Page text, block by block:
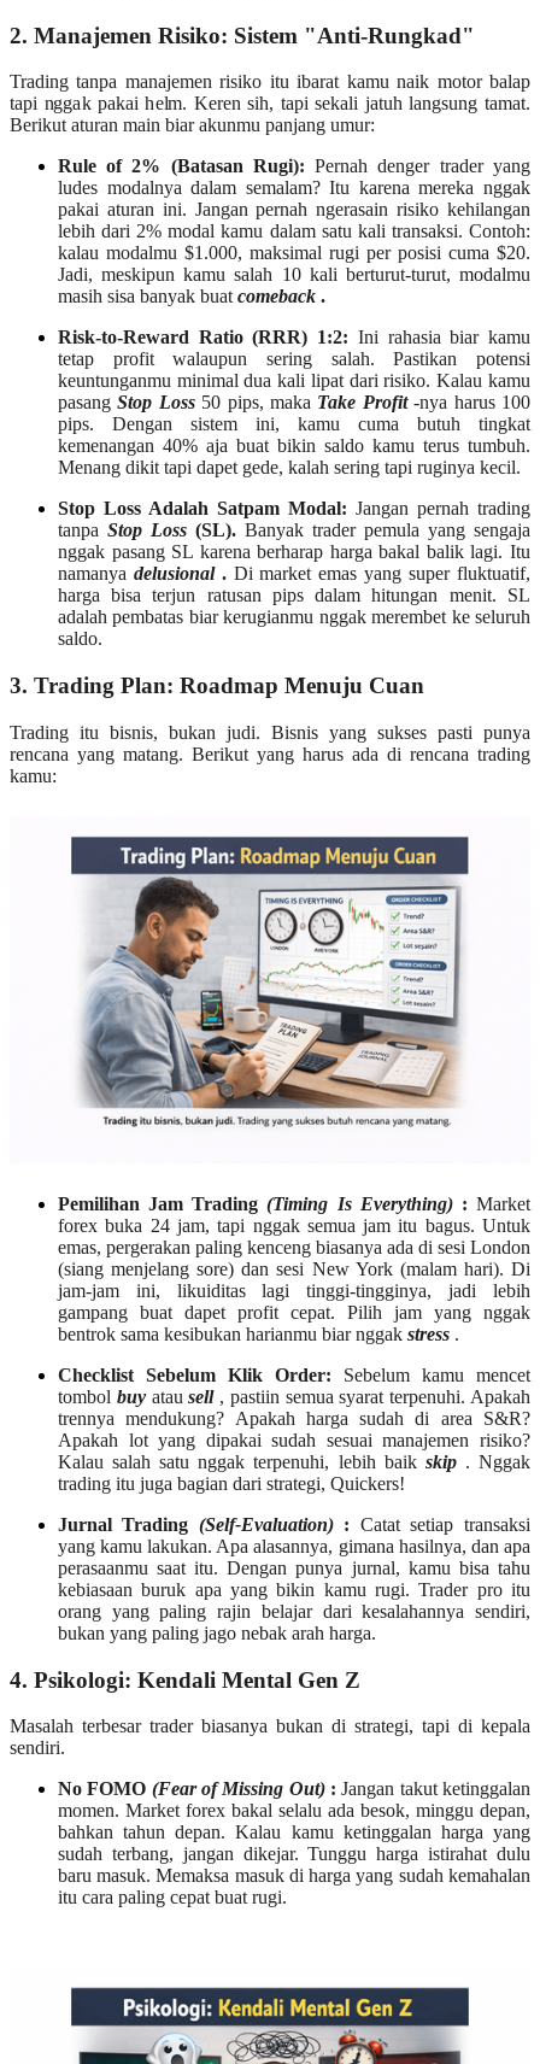
2. Manajemen Risiko: Sistem "Anti-Rungkad"
Trading tanpa manajemen risiko itu ibarat kamu naik motor balap
tapi nggak pakai helm. Keren sih, tapi sekali jatuh langsung tamat.
Berikut aturan main biar akunmu panjang umur:
Rule of 2% (Batasan Rugi): Pernah denger trader yang
ludes modalnya dalam semalam? Itu karena mereka nggak
pakai aturan ini. Jangan pernah ngerasain risiko kehilangan
lebih dari 2% modal kamu dalam satu kali transaksi. Contoh:
kalau modalmu $1.000, maksimal rugi per posisi cuma $20.
Jadi, meskipun kamu salah 10 kali berturut-turut, modalmu
masih sisa banyak buat comeback .
Risk-to-Reward Ratio (RRR) 1:2: Ini rahasia biar kamu
tetap profit walaupun sering salah. Pastikan potensi
keuntunganmu minimal dua kali lipat dari risiko. Kalau kamu
pasangStop Loss 50 pips, maka Take Profit -nya harus 100
pips. Dengan sistem ini, kamu cuma butuh tingkat
kemenangan 40% aja buat bikin saldo kamu terus tumbuh.
Menang dikit tapi dapet gede, kalah sering tapi ruginya kecil.
Stop Loss Adalah Satpam Modal: Jangan pernah trading
tanpa Stop Loss (SL). Banyak trader pemula yang sengaja
nggak pasang SL karena berharap harga bakal balik lagi. Itu
namanya delusional . Di market emas yang super fluktuatif,
harga bisa terjun ratusan pips dalam hitungan menit. SL
adalah pembatas biar kerugianmu nggak merembet ke seluruh
saldo.
3. Trading Plan: Roadmap Menuju Cuan
Trading itu bisnis, bukan judi. Bisnis yang sukses pasti punya
rencana yang matang. Berikut yang harus ada di rencana trading
kamu:
Pemilihan Jam Trading(Timing Is Everything) : Market
forex buka 24 jam, tapi nggak semua jam itu bagus. Untuk
emas, pergerakan paling kenceng biasanya ada di sesi London
(siang menjelang sore) dan sesi New York (malam hari). Di
jam-jam ini, likuiditas lagi tinggi-tingginya, jadi lebih
gampang buat dapet profit cepat. Pilih jam yang nggak
bentrok sama kesibukan harianmu biar nggak stress .
Checklist Sebelum Klik Order:
Sebelum kamu mencet
tombol buy atau sell , pastiin semua syarat terpenuhi. Apakah
trennya mendukung? Apakah harga sudah di area S&R?
Apakah lot yang dipakai sudah sesuai manajemen risiko?
Kalau salah satu nggak terpenuhi, lebih baik skip . Nggak
trading itu juga bagian dari strategi, Quickers!
Jurnal Trading (Self-Evaluation) : Catat setiap transaksi
yang kamu lakukan. Apa alasannya, gimana hasilnya, dan apa
perasaanmu saat itu. Dengan punya jurnal, kamu bisa tahu
kebiasaan buruk apa yang bikin kamu rugi. Trader pro itu
orang yang paling rajin belajar dari kesalahannya sendiri,
bukan yang paling jago nebak arah harga.
4. Psikologi: Kendali Mental Gen Z
Masalah terbesar trader biasanya bukan di strategi, tapi di kepala
sendiri.
No FOMO (Fear of Missing Out) : Jangan takut ketinggalan
momen. Market forex bakal selalu ada besok, minggu depan,
bahkan tahun depan. Kalau kamu ketinggalan harga yang
sudah terbang, jangan dikejar. Tunggu harga istirahat dulu
baru masuk. Memaksa masuk di harga yang sudah kemahalan
itu cara paling cepat buat rugi.